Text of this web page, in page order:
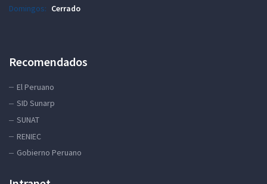
Domingos: Cerrado
Recomendados
El Peruano
SID Sunarp
SUNAT
RENIEC
Gobierno Peruano